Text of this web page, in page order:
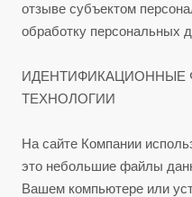
отзыве субъектом
обработку персональных
ИДЕНТИФИКАЦИОННЫЕ
ТЕХНОЛОГИИ
На сайте Компании
это небольшие файлы
Вашем компьютере или